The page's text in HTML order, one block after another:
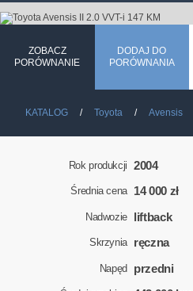
ZOBACZ
PORÓWNANIE
DODAJ DO
PORÓWNANIA
KATALOG Toyota Avensis
Rok produkcji 2004
Średnia cena 14 000 zł
Nadwozie liftback
Skrzynia ręczna
Napęd przedni